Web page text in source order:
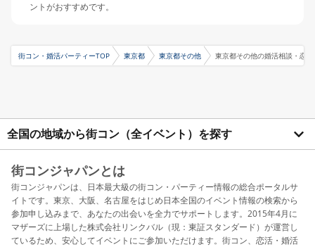
ントがおすすめです。
街コン・婚活パーティーTOP 東京都 東京都その他 東京都その他の婚活相談・恋
全国の地域から街コン（全イベント）を探す
街コンジャパンとは
街コンジャパンは、日本最大級の街コン・パーティー情報の総合ポータルサ
イトです。東京、大阪、名古屋をはじめ日本全国のイベント情報の検索から
参加申し込みまで、あなたの出会いを全力でサポートします。2015年4月に
マザーズに上場した株式会社リンクバル（現：東証スタンダード）が運営し
ているため、安心してイベントにご参加いただけます。街コン、恋活・婚活